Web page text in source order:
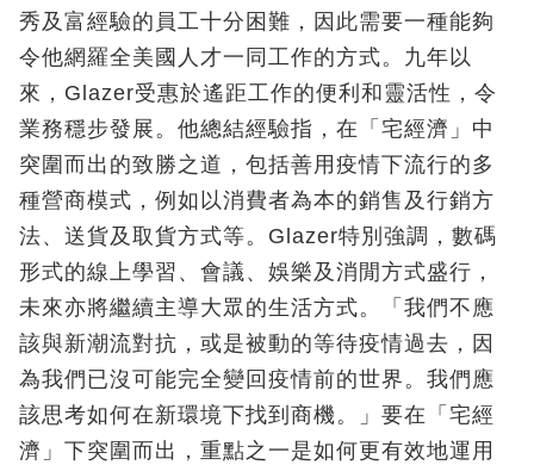
秀及富經驗的員工十分困難，因此需要一種能夠
令他網羅全美國人才一同工作的方式。九年以
來，Glazer受惠於遙距工作的便利和靈活性，令
業務穩步發展。他總結經驗指，在「宅經濟」中
突圍而出的致勝之道，包括善用疫情下流行的多
種營商模式，例如以消費者為本的銷售及行銷方
法、送貨及取貨方式等。Glazer特別強調，數碼
形式的線上學習、會議、娛樂及消閒方式盛行，
未來亦將繼續主導大眾的生活方式。「我們不應
該與新潮流對抗，或是被動的等待疫情過去，因
為我們已沒可能完全變回疫情前的世界。我們應
該思考如何在新環境下找到商機。」要在「宅經
濟」下突圍而出，重點之一是如何更有效地運用